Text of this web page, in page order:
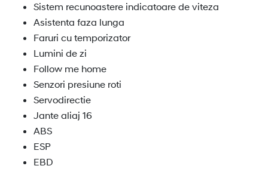
Sistem recunoastere indicatoare de viteza
Asistenta faza lunga
Faruri cu temporizator
Lumini de zi
Follow me home
Senzori presiune roti
Servodirectie
Jante aliaj 16
ABS
ESP
EBD